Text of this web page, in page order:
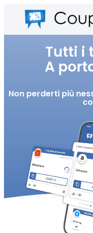
Tutti i
A
Non perderti più